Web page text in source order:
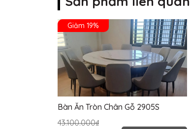
Giảm 19%
Bàn Ăn Tròn Chân Gỗ 2905S
43.100.000₫